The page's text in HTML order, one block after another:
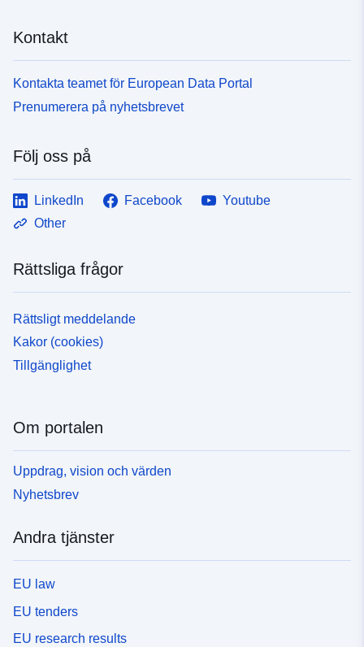
Kontakt
Kontakta teamet för European Data Portal
Prenumerera på nyhetsbrevet
Följ oss på
LinkedIn Facebook
Youtube
Other
Rättsliga frågor
Rättsligt meddelande
Kakor (cookies)
Tillgänglighet
Om portalen
Uppdrag, vision och värden
Nyhetsbrev
Andra tjänster
EU law
EU tenders
EU research results